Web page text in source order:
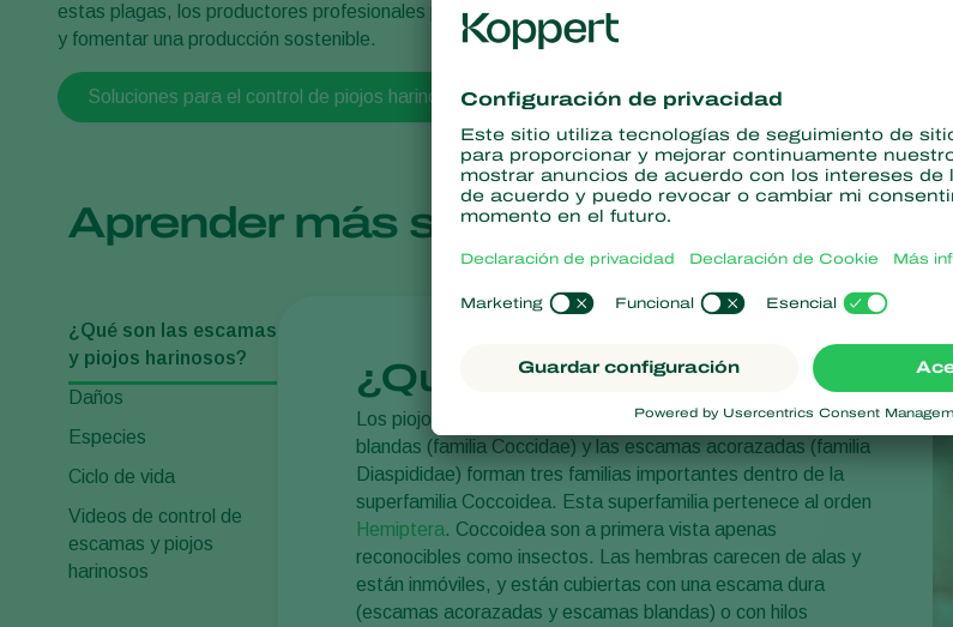
estas plagas, los productores profesionales pueden lograr un manejo efectivo, proteger la calidad del
y fomentar una producción sostenible.
Soluciones para el control de piojos harinosos y escamas Más información
Aprender más sobre
¿Qué son las escamas
y piojos harinosos?
Daños
Especies
Ciclo de vida
Videos de control de
escamas y piojos
harinosos
¿Qué son las escamas y
Los piojos harinosos (familia Pseudococcidae), las escamas
blandas (familia Coccidae) y las escamas acorazadas (familia
Diaspididae) forman tres familias importantes dentro de la
superfamilia Coccoidea. Esta superfamilia pertenece al orden
Hemiptera. Coccoidea son a primera vista apenas
reconocibles como insectos. Las hembras carecen de alas y
están inmóviles, y están cubiertas con una escama dura
(escamas acorazadas y escamas blandas) o con hilos